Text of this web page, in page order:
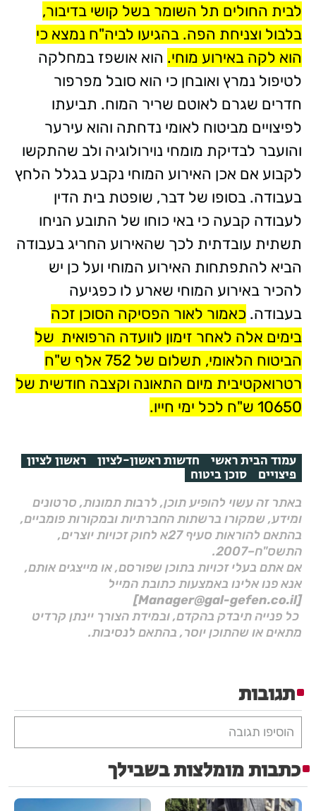
לבית החולים תל השומר בשל קושי בדיבור,
בלבול וצניחת הפה. בהגיעו לביה"ח נמצא כי
הוא לקה באירוע מוחי. הוא אושפז במחלקה
לטיפול נמרץ ואובחן כי הוא סובל מפרפור
חדרים שגרם לאוטם שריר המוח. תביעתו
לפיצויים מביטוח לאומי נדחתה והוא עירער
והועבר לבדיקת מומחי נוירולוגיה ולב שהתקשו
לקבוע אם אכן האירוע המוחי נקבע בגלל הלחץ
בעבודה. בסופו של דבר, שופטת בית הדין
לעבודה קבעה כי באי כוחו של התובע הניחו
תשתית עובדתית לכך שהאירוע החריג בעבודה
הביא להתפתחות האירוע המוחי ועל כן יש
להכיר באירוע המוחי שארע לו כפגיעה
בעבודה. כאמור לאור הפסיקה הסוכן זכה
בימים אלה לאחר זימון לוועדה הרפואית של
הביטוח הלאומי, תשלום של 752 אלף ש"ח
רטרואקטיבית מיום התאונה וקצבה חודשית של
10650 ש"ח לכל ימי חייו.
עמוד הבית ראשי חדשות ראשון-לציון ראשון לציון
פיצויים סוכן ביטוח
באתר זה עשוי להופיע תוכן, לרבות תמונות, סרטונים
ומידע, שמקורו ברשתות החברתיות ובמקורות פומביים,
בהתאם להוראות סעיף 27א לחוק זכויות יוצרים,
התשס"ח–2007.
אם אתם בעלי זכויות בתוכן שפורסם, או מייצגים אותם,
אנא פנו אלינו באמצעות כתובת המייל
[Manager@gal-gefen.co.il]
כל פנייה תיבדק בהקדם, ובמידת הצורך יינתן קרדיט
מתאים או שהתוכן יוסר, בהתאם לנסיבות.
תגובות
הוסיפו תגובה
כתבות מומלצות בשבילך